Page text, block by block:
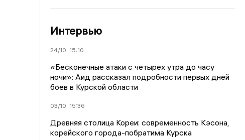
Интервью
24/10 15:10
«Бесконечные атаки с четырех утра до часу
ночи»: Аид рассказал подробности первых дней
боев в Курской области
03/10 15:36
Древняя столица Кореи: современность Кэсона,
корейского города-побратима Курска